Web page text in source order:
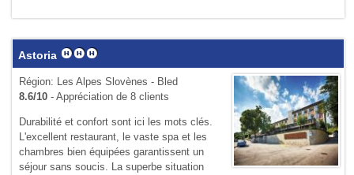
Astoria
Région: Les Alpes Slovènes - Bled
8.6/10- Appréciation de 8 clients
Durabilité et confort sont ici les mots clés.
L'excellent restaurant, le vaste spa et les
chambres bien équipées garantissent un
séjour sans soucis. La superbe situation